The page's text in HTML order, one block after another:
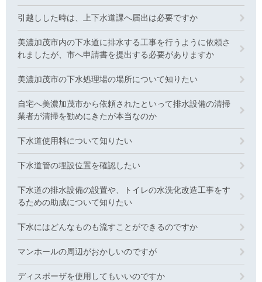
引越しした時は、上下水道課へ届出は必要ですか
美濃加茂市内の下水道に排水する工事を行うように依頼さ
れましたが、市へ申請書を提出する必要がありますか
美濃加茂市の下水処理場の場所について知りたい
自宅へ美濃加茂市から依頼されたといって排水設備の清掃
業者が清掃を勧めにきたが本当なのか
下水道使用料について知りたい
下水道管の埋設位置を確認したい
下水道の排水設備の設置や、トイレの水洗化改造工事をす
るための助成について知りたい
下水にはどんなものも流すことができるのですか
マンホールの周辺がおかしいのですが
ディスポーザを使用してもいいのですか